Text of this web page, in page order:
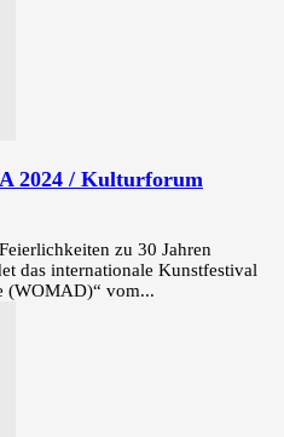
2024 / Kulturforum
zu 30 Jahren
das internationale Kunstfestival
(WOMAD)“ vom...